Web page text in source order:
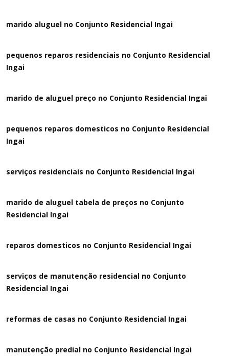
marido aluguel no Conjunto Residencial Ingai
pequenos reparos residenciais no Conjunto Residencial
Ingai
marido de aluguel preço no Conjunto Residencial Ingai
pequenos reparos domesticos no Conjunto Residencial
Ingai
serviços residenciais no Conjunto Residencial Ingai
marido de aluguel tabela de preços no Conjunto
Residencial Ingai
reparos domesticos no Conjunto Residencial Ingai
serviços de manutenção residencial no Conjunto
Residencial Ingai
reformas de casas no Conjunto Residencial Ingai
manutenção predial no Conjunto Residencial Ingai